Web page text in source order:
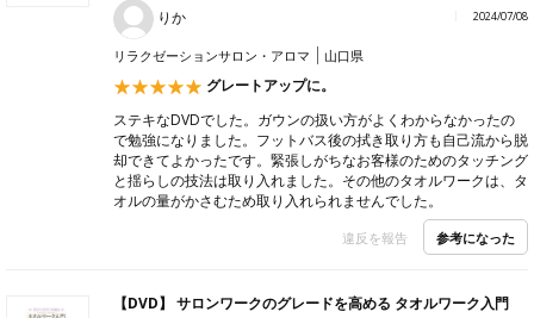
りか 2024/07/08
リラクゼーションサロン・アロマ 山口県
グレートアップに。
ステキなDVDでした。ガウンの扱い方がよくわからなかったの
で勉強になりました。フットバス後の拭き取り方も自己流から脱
却できてよかったです。緊張しがちなお客様のためのタッチング
と揺らしの技法は取り入れました。その他のタオルワークは、タ
オルの量がかさむため取り入れられませんでした。
違反を報告 参考になった
【DVD】 サロンワークのグレードを高める タオルワーク入門